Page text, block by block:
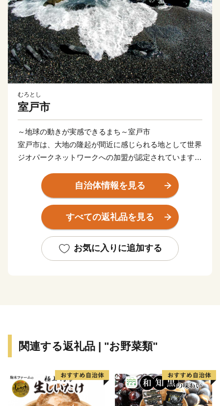
むろとし
室戸市
～地球の動きが実感できるまち～室戸市
室戸市は、大地の隆起が間近に感じられる地として世界
ジオパークネットワークへの加盟が認定されています。
なまちです。金目鯛をはじめ、豊富な魚種を誇る海産物
や温暖な気候を活かしたビワ、さつまいも等の農産物は
もちろん、イルカとのふれあい等、現地での体験メニュ
ーもございます。室戸市が誇る食や自然に触れていただ
自治体情報を見る
すべての返礼品を見る
お気に入りに追加する
関連する返礼品 | "お野菜類"